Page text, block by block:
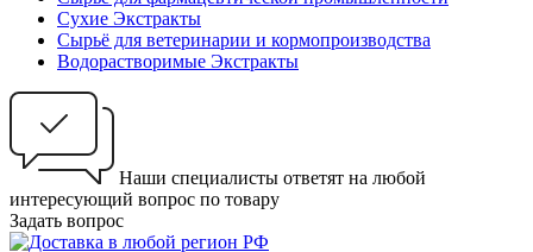
Сухие Экстракты
Сырьё для ветеринарии и кормопроизводства
Водорастворимые Экстракты
Наши специалисты ответят на любой
интересующий вопрос по товару
Задать вопрос